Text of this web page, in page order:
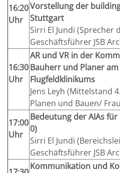
16:20
Uhr
Vorstellung der
Stuttgart
Sirri El Jundi (Sprecher
Geschäftsführer JSB
16:30
Uhr
AR und VR in der
Bauherr und Planer
Flugfeldklinikums
Jens Leyh (Mittelstand
Planen und Bauen/
17:00
Uhr
Bedeutung der AIAs
0)
Sirri El Jundi
Geschäftsführer JSB
Kommunikation und